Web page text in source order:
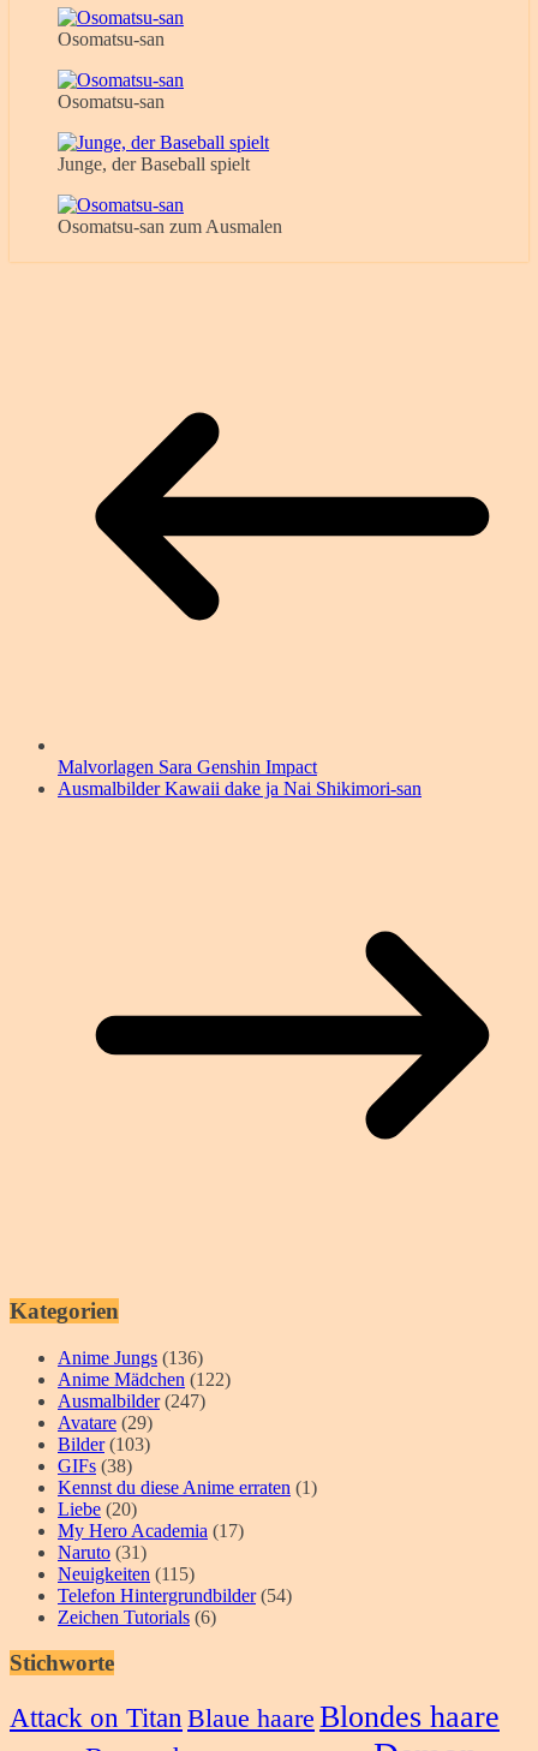
Osomatsu-san
Osomatsu-san
Junge, der Baseball spielt
Osomatsu-san zum Ausmalen
Malvorlagen Sara Genshin Impact
Ausmalbilder Kawaii dake ja Nai Shikimori-san
Kategorien
Anime Jungs (136)
Anime Mädchen (122)
Ausmalbilder(247)
Avatare (29)
Bilder(103)
GIFs (38)
Kennst du diese Anime erraten (1)
Liebe (20)
My Hero Academia (17)
Naruto (31)
Neuigkeiten (115)
Telefon Hintergrundbilder(54)
Zeichen Tutorials (6)
Stichworte
Attack on Titan Blaue haare Blondes haare